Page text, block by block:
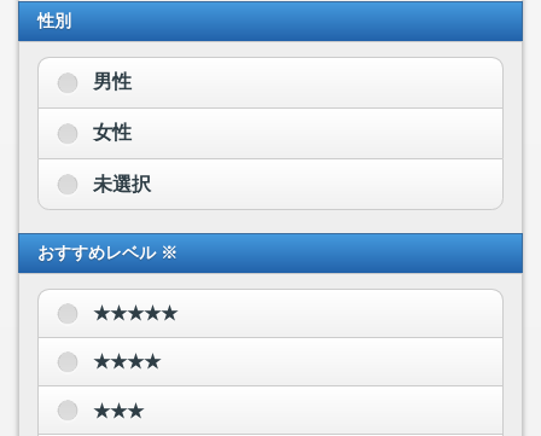
性別
男性
女性
未選択
おすすめレベル ※
★★★★★
★★★★
★★★